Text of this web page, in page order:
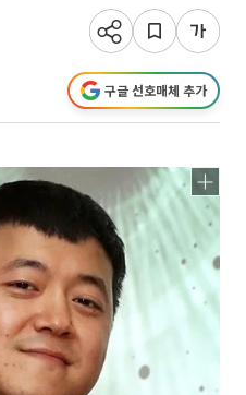
구글 선호매체 추가